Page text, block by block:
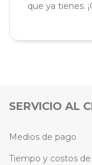
que ya tienes.
SERVICIO AL
Medios de pago
Tiempo y costos